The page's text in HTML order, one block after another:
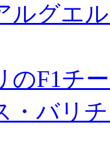
ルグエ
のF1チ
・バリ